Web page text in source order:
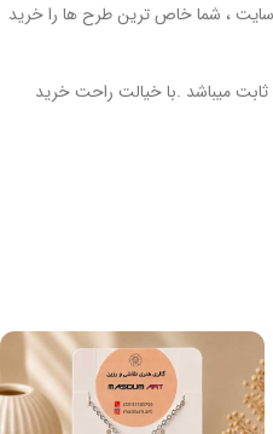
، شما خاص ترین طرح ها را خرید
میباشد .با خیالت راحت خرید